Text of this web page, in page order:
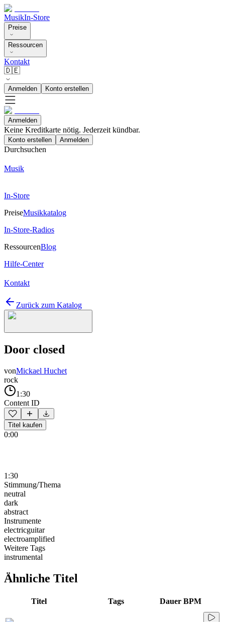
MusikIn-Store
Preise
Ressourcen
Kontakt
🇩🇪
Anmelden Konto erstellen
Anmelden
Keine Kreditkarte nötig. Jederzeit kündbar.
Konto erstellen Anmelden
Durchsuchen
Musik
In-Store
PreiseMusikkatalog
In-Store-Radios
RessourcenBlog
Hilfe-Center
Kontakt
Zurück zum Katalog
Door closed
vonMickael Huchet
rock
1:30
Content ID
Titel kaufen
0:00
1:30
Stimmung/Thema
neutral
dark
abstract
Instrumente
electricguitar
electroamplified
Weitere Tags
instrumental
Ähnliche Titel
Titel Tags Dauer BPM